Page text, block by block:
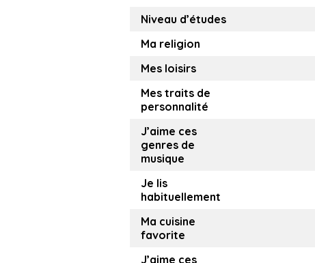
Niveau d’études
Ma religion
Mes loisirs
Mes traits de
personnalité
J’aime ces
genres de
musique
Je lis
habituellement
Ma cuisine
favorite
J’aime ces